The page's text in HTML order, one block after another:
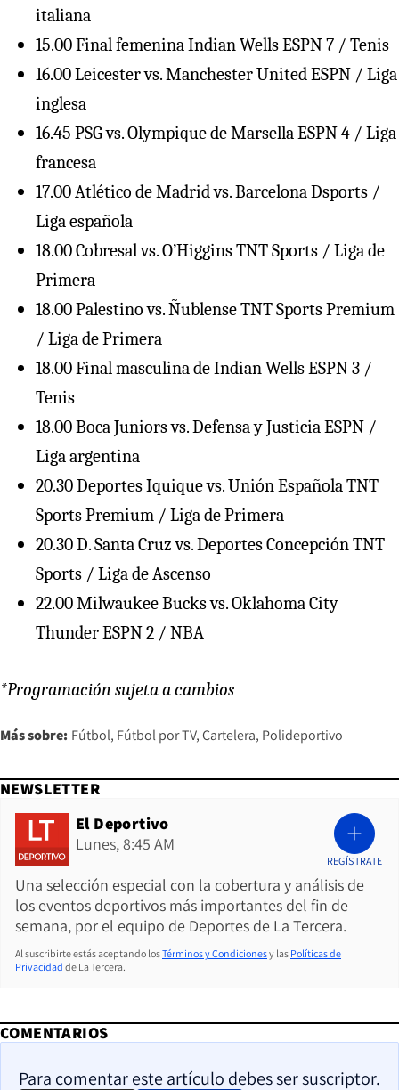
italiana
15.00 Final femenina Indian Wells ESPN 7 / Tenis
16.00 Leicester vs. Manchester United ESPN / Liga
inglesa
16.45 PSG vs. Olympique de Marsella ESPN 4 / Liga
francesa
17.00 Atlético de Madrid vs. Barcelona Dsports /
Liga española
18.00 Cobresal vs. O’Higgins TNT Sports / Liga de
Primera
18.00 Palestino vs. Ñublense TNT Sports Premium
/ Liga de Primera
18.00 Final masculina de Indian Wells ESPN 3 /
Tenis
18.00 Boca Juniors vs. Defensa y Justicia ESPN /
Liga argentina
20.30 Deportes Iquique vs. Unión Española TNT
Sports Premium / Liga de Primera
20.30 D. Santa Cruz vs. Deportes Concepción TNT
Sports / Liga de Ascenso
22.00 Milwaukee Bucks vs. Oklahoma City
Thunder ESPN 2 / NBA
*Programación sujeta a cambios
Más sobre: Fútbol Fútbol por TV Cartelera Polideportivo
NEWSLETTER
El Deportivo
Lunes, 8:45 AM
Una selección especial con la cobertura y análisis de
los eventos deportivos más importantes del fin de
semana, por el equipo de Deportes de La Tercera.
REGÍSTRATE
Al suscribirte estás aceptando losTérminos y Condicionesy las Políticas de
Privacidad de La Tercera.
COMENTARIOS
Para comentar este artículo debes ser suscriptor.